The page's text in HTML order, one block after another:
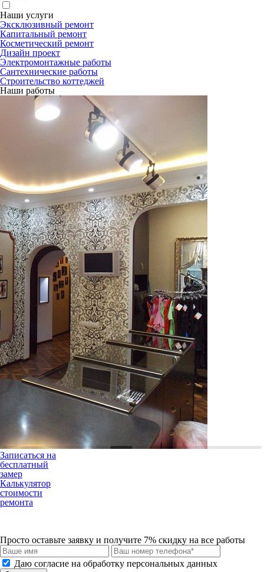
Наши услуги
Эксклюзивный ремонт
Капитальный ремонт
Косметический ремонт
Дизайн проект
Электромонтажные работы
Сантехнические работы
Строительство коттеджей
Наши работы
Записаться на
бесплатный
замер
Калькулятор
стоимости
ремонта
Просто оставьте заявку и получите 7% скидку на все работы
Даю согласие на обработку персональных данных